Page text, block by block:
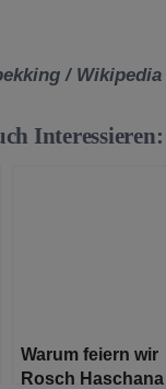
/ Wikipedia
Interessieren:
Warum feiern wir
Rosch Haschana